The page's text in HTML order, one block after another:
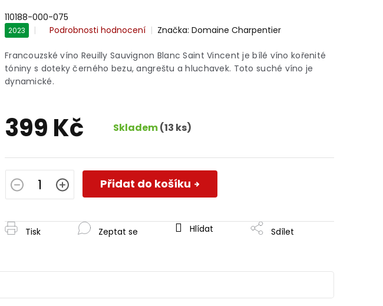
110188-000-075
2023
Průměrné
produktu
je
0,0
z
Podrobnosti hodnocení Značka: Domaine Charpentier
Francouzské víno Reuilly Sauvignon Blanc Saint Vincent je bílé víno kořenité
tóniny s doteky černého bezu, angreštu a hluchavek. Toto suché víno je
dynamické.
399 Kč Skladem(13 ks)
Měrná
cena:
Přidat do košíku
Tisk Zeptat se Hlídat Sdílet